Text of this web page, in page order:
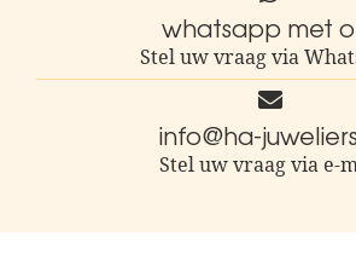
whatsapp met
Stel uw vraag via
info@ha-
Stel uw vraag via e-